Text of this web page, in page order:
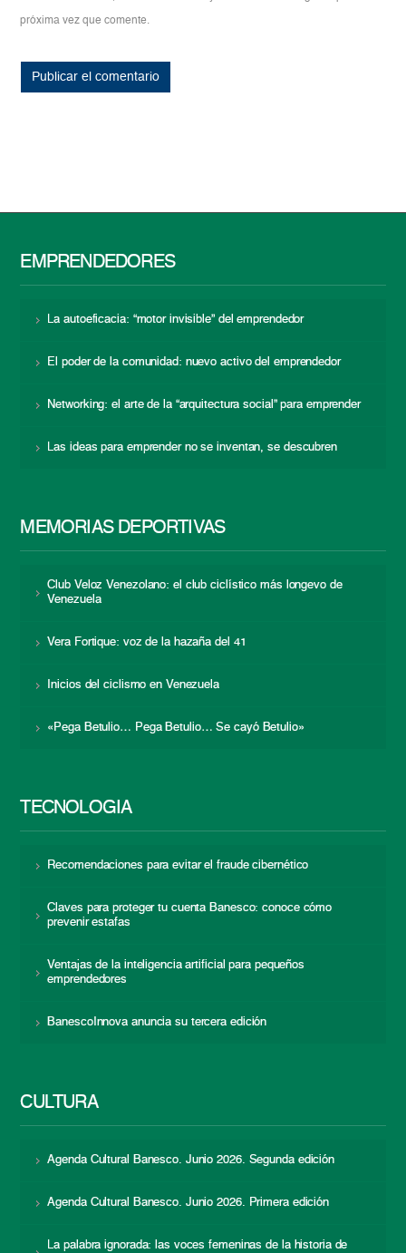
próxima vez que comente.
EMPRENDEDORES
La autoeficacia: “motor invisible” del emprendedor
El poder de la comunidad: nuevo activo del emprendedor
Networking: el arte de la “arquitectura social” para emprender
Las ideas para emprender no se inventan, se descubren
MEMORIAS DEPORTIVAS
Club Veloz Venezolano: el club ciclístico más longevo de
Venezuela
Vera Fortique: voz de la hazaña del 41
Inicios del ciclismo en Venezuela
«Pega Betulio… Pega Betulio… Se cayó Betulio»
TECNOLOGÍA
Recomendaciones para evitar el fraude cibernético
Claves para proteger tu cuenta Banesco: conoce cómo
prevenir estafas
Ventajas de la inteligencia artificial para pequeños
emprendedores
BanescoInnova anuncia su tercera edición
CULTURA
Agenda Cultural Banesco. Junio 2026. Segunda edición
Agenda Cultural Banesco. Junio 2026. Primera edición
La palabra ignorada: las voces femeninas de la historia de